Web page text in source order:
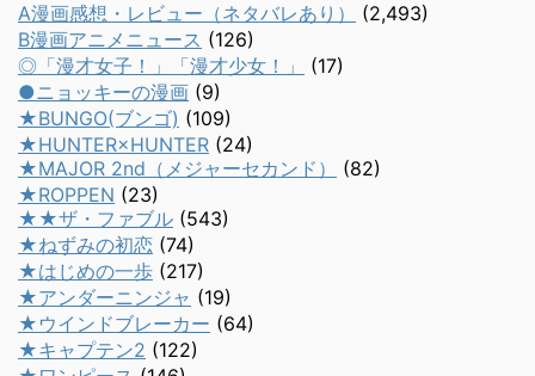
A漫画感想・レビュー（ネタバレあり）
(2,493)
B漫画アニメニュース (126)
◎「漫才女子！」「漫才少女！」
(17)
●ニョッキーの漫画 (9)
★BUNGO(ブンゴ) (109)
★HUNTER×HUNTER (24)
★MAJOR 2nd（メジャーセカンド）
(82)
★ROPPEN (23)
★★ザ・ファブル (543)
★ねずみの初恋 (74)
★はじめの一歩 (217)
★アンダーニンジャ (19)
★ウインドブレーカー (64)
★キャプテン2 (122)